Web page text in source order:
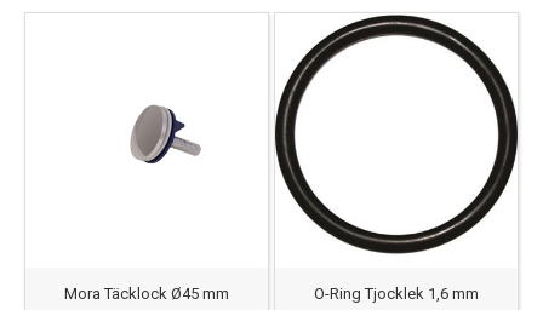
Mora Täcklock Ø45 mm O-Ring Tjocklek 1,6 mm